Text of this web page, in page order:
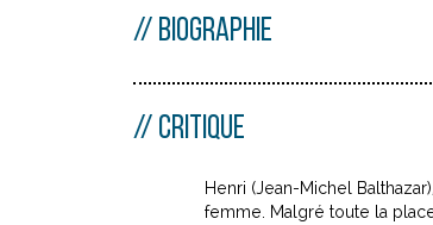
BIOGRAPHIE
CRITIQUE
Henri (Jean-Michel
femme. Malgré toute la